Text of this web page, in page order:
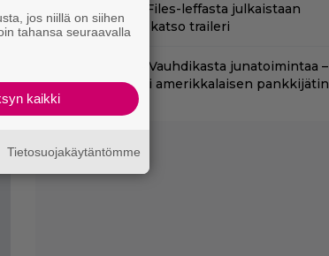
Vanhasta X-Files-leffasta julkaistaan
K18-versio – katso traileri
Illalla tv:ssä: Vauhdikasta junatoimintaa –
leffa suututti amerikkalaisen pankkijätin
jos niillä on siihen
tahansa seuraavalla
kaikki
Tietosuojakäytäntömme